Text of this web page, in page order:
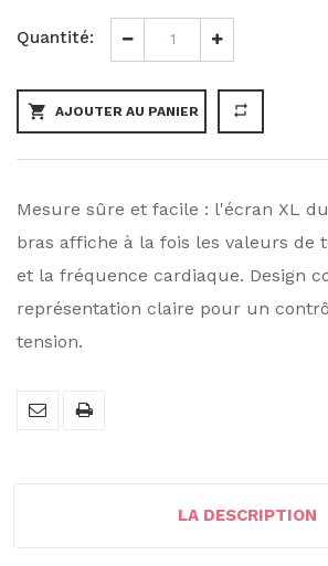
Quantité:
shopping_cart AJOUTER AU PANIER repeat
Mesure sûre et facile : l'écran XL
bras affiche à la fois les valeurs de
et la fréquence cardiaque. Design
représentation claire pour un
tension.
LA DESCRIPTION